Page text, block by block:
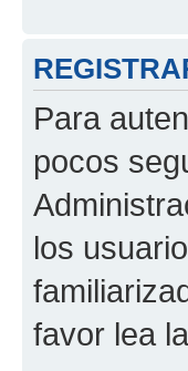
Para
pocos
los
favor lea